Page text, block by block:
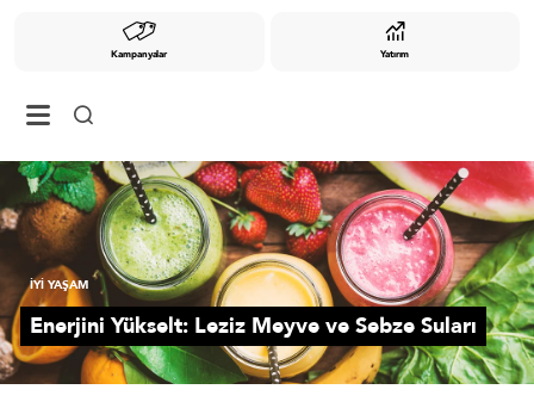
Kampanyalar Yatırım
İYİ YAŞAM
Enerjini Yükselt: Leziz Meyve ve Sebze Suları